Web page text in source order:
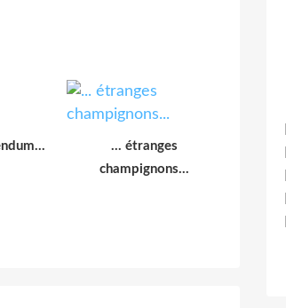
... étranges
champignons...